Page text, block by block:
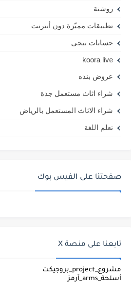
روشتة
تطبيقات مميّزة دون أنترنت
حسابات ببجي
koora live
عروض بنده
شراء اثاث مستعمل جدة
شراء الاثاث المستعمل بالرياض
تعلم اللغة
صفحتنا على الفيس بوك
تابعنا على منصة X
مشروع_project_بروجيكت
أسلحة_arms_آرمز